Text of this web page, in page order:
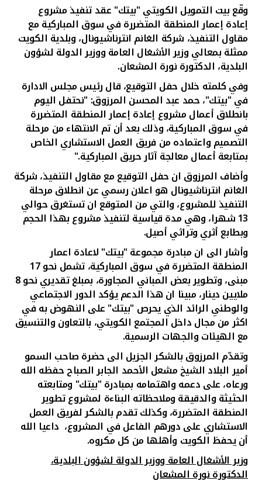
خدمات ما بعد البيع
اتصل بنا
مواقع الفروع وأجهزة الصرف الآلي
ألمانيا
ماليزيا
تركيا
مصر
المملكة المتحدة
مملكة البحرين
وقّعبيت التمويل الكويتي "بيتك"عقد تنفيذ مشروع
إعادة إعمار المنطقة المتضررة في سوق المباركية مع
مقاول التنفيذ، شركة الغانم انترناشيونال، وبلدية الكويت
ممثلة بمعالي وزير الأشغال العامة ووزير الدولة لشؤون
البلدية، الدكتورة نورة المشعان.
وفي كلمته خلال حفل التوقيع، قال رئيس مجلس الادارة
في "بيتك"، حمد عبد المحسن المرزوق: "نحتفل اليوم
بانطلاق أعمال مشروع إعادة إعمار المنطقة المتضررة
في سوق المباركية، وذلك بعد أن تم الانتهاء من مرحلة
التصميم واعتماده من فريق العمل الاستشاري الخاص
بمتابعة أعمال معالجة آثار حريق المباركية."
وأضاف المرزوق ان حفل التوقيع مع مقاول التنفيذ،شركة
الغانم انترناشيونال هو اعلان رسمي عن انطلاق مرحلة
التنفيذ للمشروع، والتي من المتوقع ان تستغرق حوالي
13 شهرا، وهي مدة قياسية لتنفيذ مشروع بهذا الحجم
وبطابع أثري وتراثي أصيل.
وأشار الى ان مبادرة مجموعة "بيتك" لاعادة اعمار
المنطقة المتضررةفي سوق المباركية ، تشمل نحو 17
مبنى، وتطوير بعض المباني المجاورة، بمبلغ تقديري نحو 8
ملايين دينار، مبينا ان هذا الدعم يؤكد الدور الاجتماعي
والوطني الرائد الذي يحرص "بيتك" على النهوض به في
اكثر من مجال داخل المجتمع الكويتي، بالتعاون والتنسيق
مع الهيئات والجهات الرسمية.
وتقدّم المرزوق بالشكر الجزيل الىحضرة صاحب السمو
أمير البلاد الشيخ مشعل الأحمد الجابر الصباححفظه الله
ورعاه، على دعمه واهتمامه بمبادرة "بيتك" ومتابعته
الحثيثة والدقيقة وملاحظاته البناءة لمشروع تطوير
المنطقة المتضررة، وكذلك تقدم بالشكر لفريق العمل
الاستشاري على دورهم الفاعل في المشروع، داعيا الله
أن يحفظ الكويت وأهلها من كل مكروه.
وزير الأشغال العامة ووزير الدولة لشؤون البلدية،
الدكتورة نورة المشعان